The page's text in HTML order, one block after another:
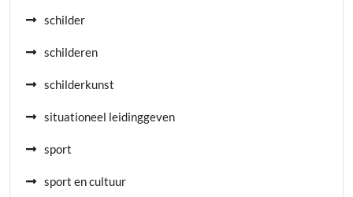
schilder
schilderen
schilderkunst
situationeel leidinggeven
sport
sport en cultuur